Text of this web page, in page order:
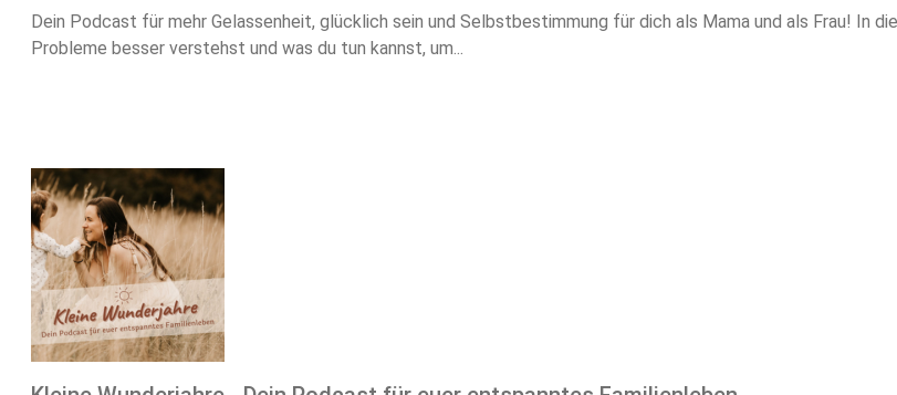
Dein Podcast für mehr Gelassenheit, glücklich sein und Selbstbestimmung für dich als Mama und als Frau! In
Probleme besser verstehst und was du tun kannst, um...